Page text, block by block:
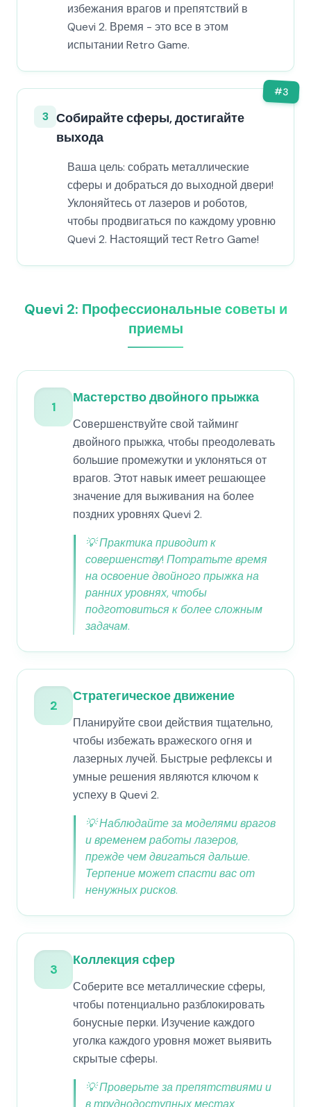
избежания врагов и препятствий в
Quevi 2. Время - это все в этом
испытании Retro Game.
#3
3 Собирайте сферы, достигайте
выхода
Ваша цель: собрать металлические
сферы и добраться до выходной двери!
Уклоняйтесь от лазеров и роботов,
чтобы продвигаться по каждому уровню
Quevi 2. Настоящий тест Retro Game!
Quevi 2: Профессиональные советы и
приемы
1
Мастерство двойного прыжка
Совершенствуйте свой тайминг
двойного прыжка, чтобы преодолевать
большие промежутки и уклоняться от
врагов. Этот навык имеет решающее
значение для выживания на более
поздних уровнях Quevi 2.
💡Практика приводит к
совершенству! Потратьте время
на освоение двойного прыжка на
ранних уровнях, чтобы
подготовиться к более сложным
задачам.
2
Стратегическое движение
Планируйте свои действия тщательно,
чтобы избежать вражеского огня и
лазерных лучей. Быстрые рефлексы и
умные решения являются ключом к
успеху в Quevi 2.
💡Наблюдайте за моделями врагов
и временем работы лазеров,
прежде чем двигаться дальше.
Терпение может спасти вас от
ненужных рисков.
3
Коллекция сфер
Соберите все металлические сферы,
чтобы потенциально разблокировать
бонусные перки. Изучение каждого
уголка каждого уровня может выявить
скрытые сферы.
💡Проверьте за препятствиями и
в труднодоступных местах